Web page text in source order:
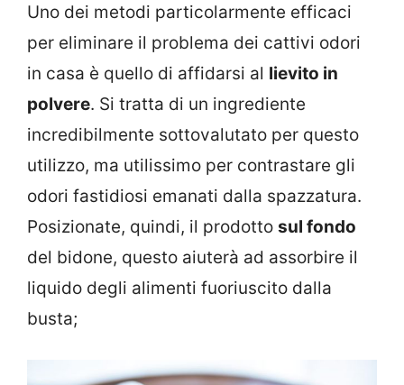
Uno dei metodi particolarmente efficaci
per eliminare il problema dei cattivi odori
in casa è quello di affidarsi al lievito in
polvere. Si tratta di un ingrediente
incredibilmente sottovalutato per questo
utilizzo, ma utilissimo per contrastare gli
odori fastidiosi emanati dalla spazzatura.
Posizionate, quindi, il prodotto sul fondo
del bidone, questo aiuterà ad assorbire il
liquido degli alimenti fuoriuscito dalla
busta;